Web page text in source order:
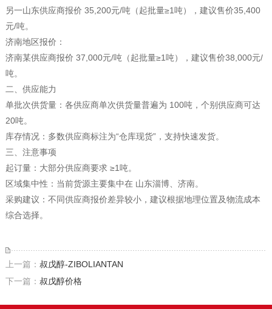
另一山东供应商报价 ‌35,200元/吨‌（起批量≥1吨），建议售价35,400
元/吨‌。
济南地区报价‌：
济南某供应商报价 ‌37,000元/吨‌（起批量≥1吨），建议售价38,000元/
吨‌。
二、供应能力
单批次供货量‌：各供应商单次供货量普遍为 ‌100吨‌‌，个别供应商可达
‌20吨‌‌。
库存情况‌：多数供应商标注为“仓库现货”‌，支持快速发货。
三、注意事项
起订量‌：大部分供应商要求 ‌≥1吨‌‌。
区域集中性‌：当前货源主要集中在 ‌山东淄博、济南‌‌。
采购建议‌：不同供应商报价差异较小，建议根据地理位置及物流成本
综合选择‌。
上一篇： 叔戊醇-ZIBOLIANTAN
下一篇： 叔戊醇价格